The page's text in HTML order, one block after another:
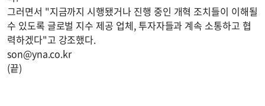
그러면서 "지금까지 시행됐거나 진행 중인 개혁 조치들이 이해될
수 있도록 글로벌 지수 제공 업체, 투자자들과 계속 소통하고 협
력하겠다"고 강조했다.
son@yna.co.kr
(끝)